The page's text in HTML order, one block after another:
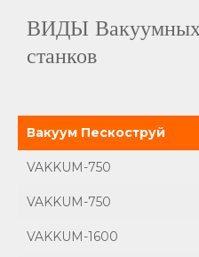
ВИДЫ Вакуумных
станков
Вакуум Пескоструй
VAKKUM-750
VAKKUM-750
VAKKUM-1600